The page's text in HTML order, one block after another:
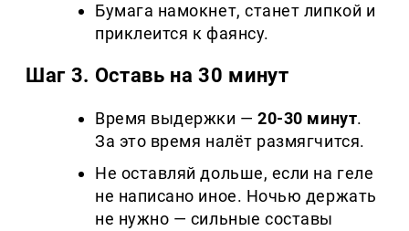
Бумага намокнет, станет липкой и
приклеится к фаянсу.
Шаг 3. Оставь на 30 минут
Время выдержки —20-30 минут.
За это время налёт размягчится.
Не оставляй дольше, если на геле
не написано иное. Ночью держать
не нужно — сильные составы